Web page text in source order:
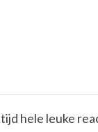
hele leuke